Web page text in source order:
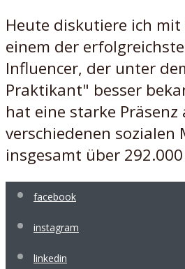
Heute diskutiere ich mit
einem der
Influencer, der unter
Praktikant" besser
hat eine starke Präsenz
verschiedenen sozialen
insgesamt über
facebook
instagram
linkedin